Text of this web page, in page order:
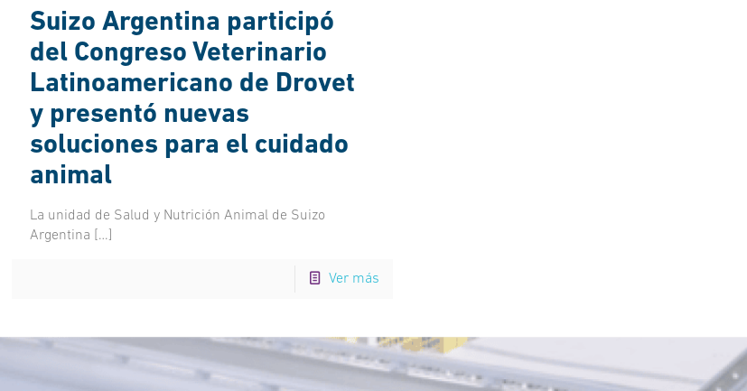
Suizo Argentina participó
del Congreso Veterinario
Latinoamericano de Drovet
y presentó nuevas
soluciones para el cuidado
animal
La unidad de Salud y Nutrición Animal de Suizo
Argentina […]
Ver más